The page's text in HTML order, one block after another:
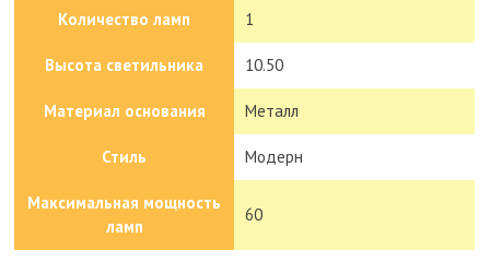
Количество ламп 1
Высота светильника 10.50
Материал основания Металл
Стиль Модерн
Максимальная мощность
ламп
60